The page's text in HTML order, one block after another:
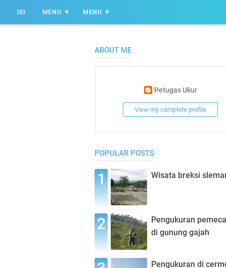
ISI MENU MENU
ABOUT ME
Petugas Ukur
View my complete profile
POPULAR POSTS
Wisata breksi
Pengukuran
di gunung gajah
Pengukuran di